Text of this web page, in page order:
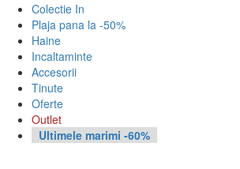
Colectie In
Plaja pana la -50%
Haine
Incaltaminte
Accesorii
Tinute
Oferte
Outlet
Ultimele marimi -60%